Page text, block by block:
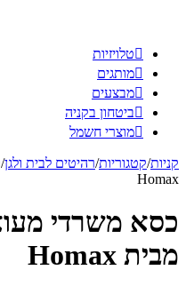
טלויזיות
מותגים
מבצעים
ביטחון בקניה
מוצרי חשמל
קניות/קטגוריות/רהיטים לבית ולגן/
Homax
מבית Homax